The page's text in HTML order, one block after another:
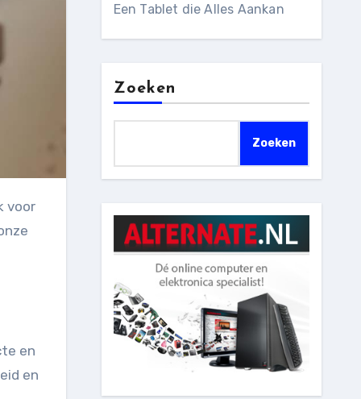
en
en
Een Tablet die Alles Aankan
Zoeken
Zoeken